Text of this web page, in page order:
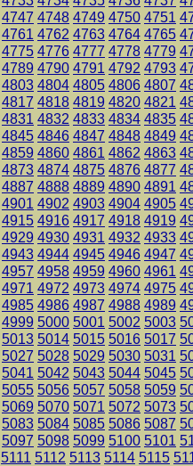
4747 4748 4749 4750 4751
4761 4762 4763 4764 4765
4775 4776 4777 4778 4779
4789 4790 4791 4792 4793
4803 4804 4805 4806 4807
4817 4818 4819 4820 4821
4831 4832 4833 4834 4835
4845 4846 4847 4848 4849
4859 4860 4861 4862 4863
4873 4874 4875 4876 4877
4887 4888 4889 4890 4891
4901 4902 4903 4904 4905
4915 4916 4917 4918 4919
4929 4930 4931 4932 4933
4943 4944 4945 4946 4947
4957 4958 4959 4960 4961
4971 4972 4973 4974 4975
4985 4986 4987 4988 4989
4999 5000 5001 5002 5003
5013 5014 5015 5016 5017
5027 5028 5029 5030 5031
5041 5042 5043 5044 5045
5055 5056 5057 5058 5059
5069 5070 5071 5072 5073
5083 5084 5085 5086 5087
5097 5098 5099 5100 5101
5111 5112 5113 5114 5115